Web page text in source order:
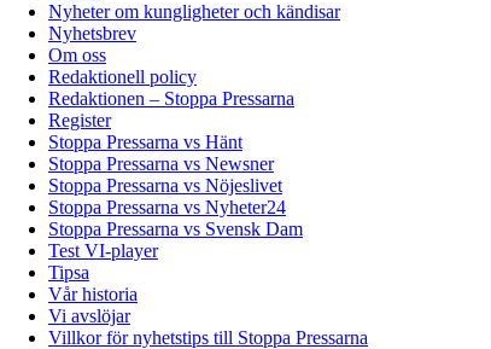
Nyheter om kungligheter och kändisar
Nyhetsbrev
Om oss
Redaktionell policy
Redaktionen – Stoppa Pressarna
Register
Stoppa Pressarna vs Hänt
Stoppa Pressarna vs Newsner
Stoppa Pressarna vs Nöjeslivet
Stoppa Pressarna vs Nyheter24
Stoppa Pressarna vs Svensk Dam
Test VI-player
Tipsa
Vår historia
Vi avslöjar
Villkor för nyhetstips till Stoppa Pressarna